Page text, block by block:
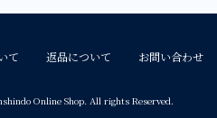
て 返品について お問い合わせ
Online Shop. All rights Reserved.